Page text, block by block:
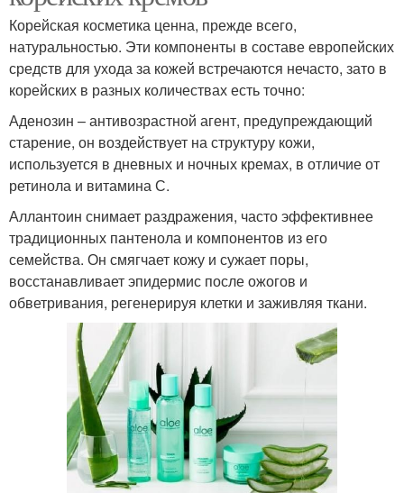
Корейская косметика ценна, прежде всего,
натуральностью. Эти компоненты в составе европейских
средств для ухода за кожей встречаются нечасто, зато в
корейских в разных количествах есть точно:
Аденозин – антивозрастной агент, предупреждающий
старение, он воздействует на структуру кожи,
используется в дневных и ночных кремах, в отличие от
ретинола и витамина С.
Аллантоин снимает раздражения, часто эффективнее
традиционных пантенола и компонентов из его
семейства. Он смягчает кожу и сужает поры,
восстанавливает эпидермис после ожогов и
обветривания, регенерируя клетки и заживляя ткани.